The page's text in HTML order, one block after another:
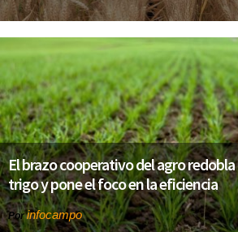
El brazo cooperativo del agro
trigo y pone el foco en la eficiencia
Porinfocampo